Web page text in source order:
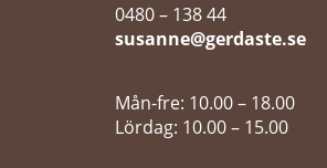
0480 – 138 44
susanne@gerdaste.se
Mån-fre: 10.00 – 18.00
Lördag: 10.00 – 15.00